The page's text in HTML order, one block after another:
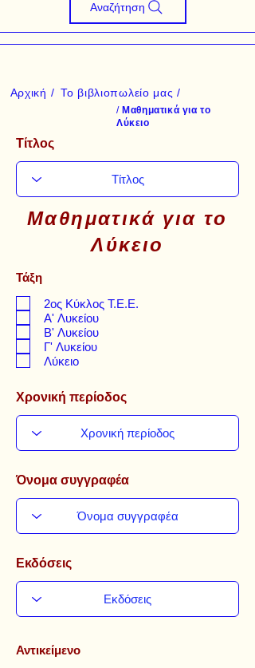
Αναζήτηση
Αρχική / Το βιβλιοπωλείο μας /
/Μαθηματικά για το
Λύκειο
Τίτλος
Μαθηματικά για το
Λύκειο
Τάξη
2ος Κύκλος Τ.Ε.Ε.
Α' Λυκείου
Β' Λυκείου
Γ' Λυκείου
Λύκειο
Χρονική περίοδος
Όνομα συγγραφέα
Εκδόσεις
Αντικείμενο